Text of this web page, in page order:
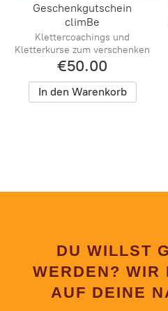
Geschenkgutschein
climBe
Klettercoachings und
Kletterkurse zum verschenken
€50.00
In den Warenkorb
DU WILLST
WERDEN? WIR
AUF DEINE